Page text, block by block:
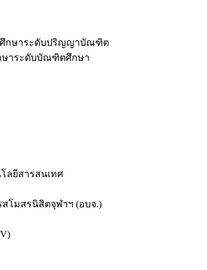
ศึกษาระดับปริญญาบัณฑิต
ษาระดับบัณฑิตศึกษา
ลยีสารสนเทศ
โมสรนิสิตจุฬาฯ (อบจ.)